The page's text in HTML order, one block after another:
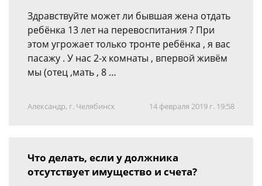
Здравствуйте может ли бывшая жена отдать
ребёнка 13 лет на перевоспитания ? При
этом угрожает только тронте ребёнка , я вас
пасажу . У нас 2-х комнаты , впервой живём
мы (отец ,мать , 8 …
Александр, г. Челябинск 14 февраля 2019 г. 19:58
Что делать, если у должника
отсутствует имущество и счета?